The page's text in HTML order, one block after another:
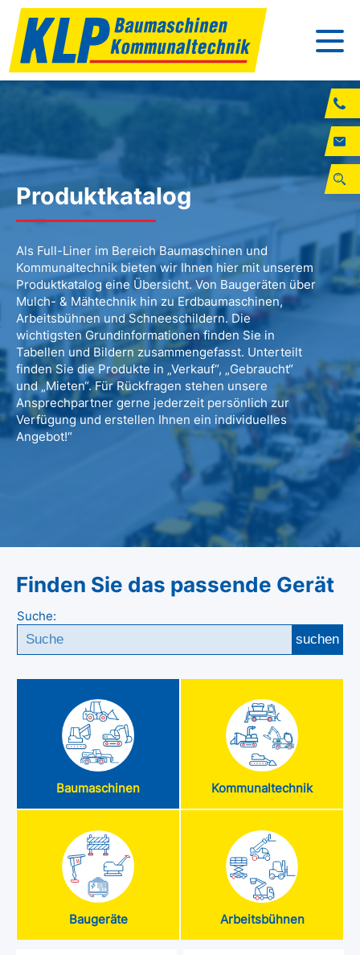
Produktkatalog
Als Full-Liner im Bereich Baumaschinen und
Kommunaltechnik bieten wir Ihnen hier mit unserem
Produktkatalog eine Übersicht. Von Baugeräten über
Mulch- & Mähtechnik hin zu Erdbaumaschinen,
Arbeitsbühnen und Schneeschildern. Die
wichtigsten Grundinformationen finden Sie in
Tabellen und Bildern zusammengefasst. Unterteilt
finden Sie die Produkte in „Verkauf“, „Gebraucht“
und „Mieten“. Für Rückfragen stehen unsere
Ansprechpartner gerne jederzeit persönlich zur
Verfügung und erstellen Ihnen ein individuelles
Angebot!“
Finden Sie das passende Gerät
Suche:
suchen
Baumaschinen Kommunaltechnik
Baugeräte Arbeitsbühnen